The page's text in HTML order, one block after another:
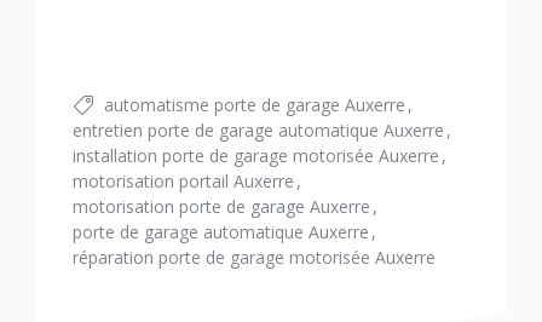
automatisme porte de garage Auxerre
entretien porte de garage automatique Auxerre
installation porte de garage motorisée Auxerre
motorisation portail Auxerre
motorisation porte de garage Auxerre
porte de garage automatique Auxerre
réparation porte de garage motorisée Auxerre